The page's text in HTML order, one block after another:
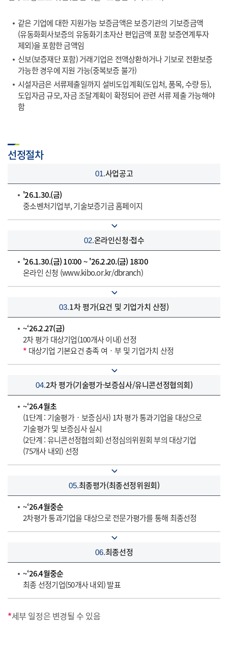
같은 기업에 대한 지원가능 보증금액은 보증기관의 기보증금액
(유동화회사보증의 유동화기초자산 편입금액 포함 보증연계투자
제외)을 포함한 금액임
신보(보증재단 포함) 거래기업은 전액상환하거나 기보로 전환보증
가능한 경우에 지원 가능(중복보증 불가)
시설자금은 서류제출일까지 설비도입계획(도입처, 품목, 수량 등),
도입자금 규모, 자금 조달계획이 확정되어 관련 서류 제출 가능해야
함
선정절차
01.사업공고
'26.1.30.(금)
중소벤처기업부, 기술보증기금 홈페이지
02.온라인신청·접수
'26.1.30.(금) 10:00 ~ '26.2.20.(금) 18:00
온라인 신청 (www.kibo.or.kr/dbranch)
03.1차 평가(요건 및 기업가치 산정)
~‘26.2.27(금)
2차 평가 대상기업(100개사 이내) 선정
* 대상기업 기본요건 충족 여‧부 및 기업가치 산정
04.2차 평가(기술평가·보증심사/유니콘선정협의회)
~‘26.4월초
(1단계 : 기술평가‧보증심사) 1차 평가 통과기업을 대상으로
기술평가 및 보증심사 실시
(2단계 : 유니콘선정협의회) 선정심의위원회 부의 대상기업
(75개사 내외) 선정
05.최종평가(최종선정위원회)
~‘26.4월중순
2차평가 통과기업을 대상으로 전문가평가를 통해 최종선정
06.최종선정
~‘26.4월중순
최종 선정기업(50개사 내외) 발표
*세부 일정은 변경될 수 있음